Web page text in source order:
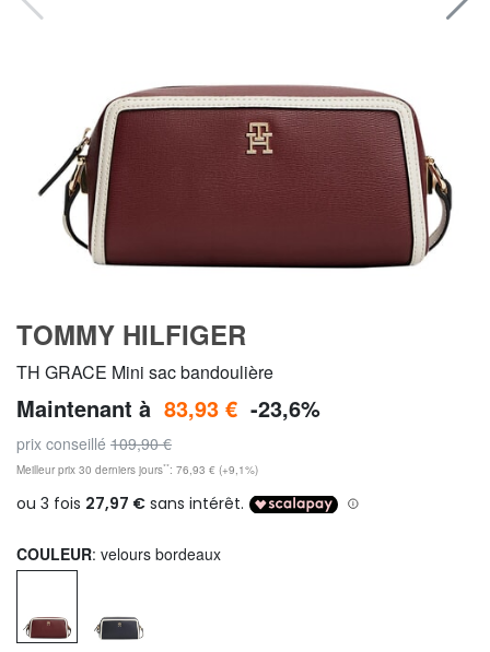
TOMMY HILFIGER
TH GRACE Mini sac bandoulière
Maintenant à 83,93 € -23,6%
prix conseillé 109,90 €
Meilleur prix 30 derniers jours**: 76,93 € (+9,1%)
COULEUR: velours bordeaux